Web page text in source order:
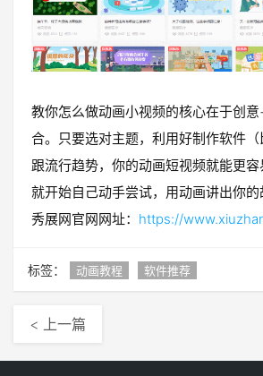
教你怎么做动画小视频的核心在于创
合。只要选对主题，利用好制作软件
跟流行趋势，你的动画短视频就能更
就开始自己动手尝试，用动画讲出你的
秀展网官网网址： https://
标签： 动画教程 软件推荐
< 上一篇